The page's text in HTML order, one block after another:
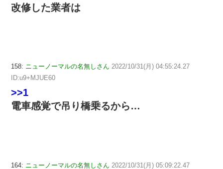
改修した業者は
158: ニューノーマルの名無しさん 2022/10/31(月) 04:55:24.27
ID:u9+MJUE60
>>1
電車感覚で吊り橋乗るから…
164: ニューノーマルの名無しさん 2022/10/31(月) 05:09:22.47